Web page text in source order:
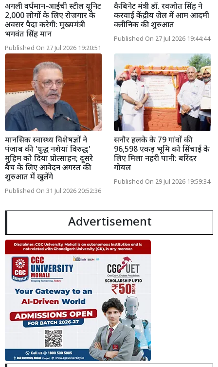
अगली वर्धमान-आईची स्टील यूनिट
2,000 लोगों के लिए रोजगार के
अवसर पैदा करेगी: मुख्यमंत्री
भगवंत सिंह मान
Published On 27 Jul 2026 19:20:51
कैबिनेट मंत्री डॉ. रवजोत सिंह ने
करवाई केंद्रीय जेल में आम आदमी
क्लीनिक की शुरुआत
Published On 27 Jul 2026 19:44:44
मानसिक स्वास्थ्य विशेषज्ञों ने
पंजाब की 'युद्ध नशेयां विरुद्ध'
मुहिम को दिया प्रोत्साहन; दूसरे
बैच के लिए आवेदन अगस्त की
शुरुआत में खुलेंगे
Published On 31 Jul 2026 20:52:36
सनौर हलके के 79 गांवों की
96,598 एकड़ भूमि को सिंचाई के
लिए मिला नहरी पानी: बरिंदर
गोयल
Published On 29 Jul 2026 19:59:34
Advertisement